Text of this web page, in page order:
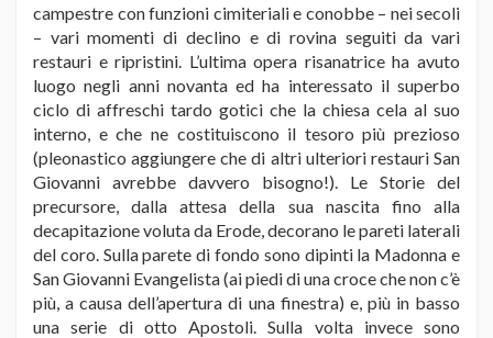
campestre con funzioni cimiteriali e conobbe – nei secoli
– vari momenti di declino e di rovina seguiti da vari
restauri e ripristini. L’ultima opera risanatrice ha avuto
luogo negli anni novanta ed ha interessato il superbo
ciclo di affreschi tardo gotici che la chiesa cela al suo
interno, e che ne costituiscono il tesoro più prezioso
(pleonastico aggiungere che di altri ulteriori restauri San
Giovanni avrebbe davvero bisogno!). Le Storie del
precursore, dalla attesa della sua nascita fino alla
decapitazione voluta da Erode, decorano le pareti laterali
del coro. Sulla parete di fondo sono dipinti la Madonna e
San Giovanni Evangelista (ai piedi di una croce che non c’è
più, a causa dell’apertura di una finestra) e, più in basso
una serie di otto Apostoli. Sulla volta invece sono